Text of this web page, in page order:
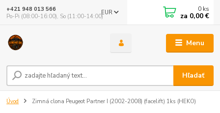
Menu
EUR
Hľadať
+421 948 013 566
Po-Pi (08:00-16:00), So (11:00-14:00)
0 ks
za 0,00 €
Úvod Zimná clona Peugeot Partner I (2002-2008) (facelift) 1ks (HEKO)